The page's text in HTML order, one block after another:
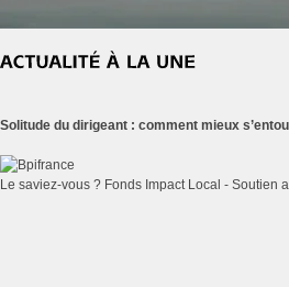
Solitude du dirigeant : comment mieux
Le saviez-vous ? Fonds Impact Local - Soutien